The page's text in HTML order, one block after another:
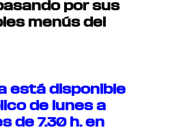
por sus
menús del
está disponible
de lunes a
de 7.30 h. en